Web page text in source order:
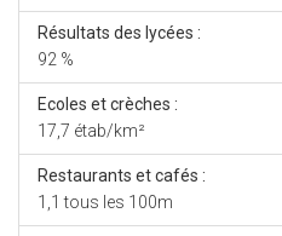
Résultats des lycées :
92 %
Ecoles et crèches :
17,7 étab/km²
Restaurants et cafés :
1,1 tous les 100m